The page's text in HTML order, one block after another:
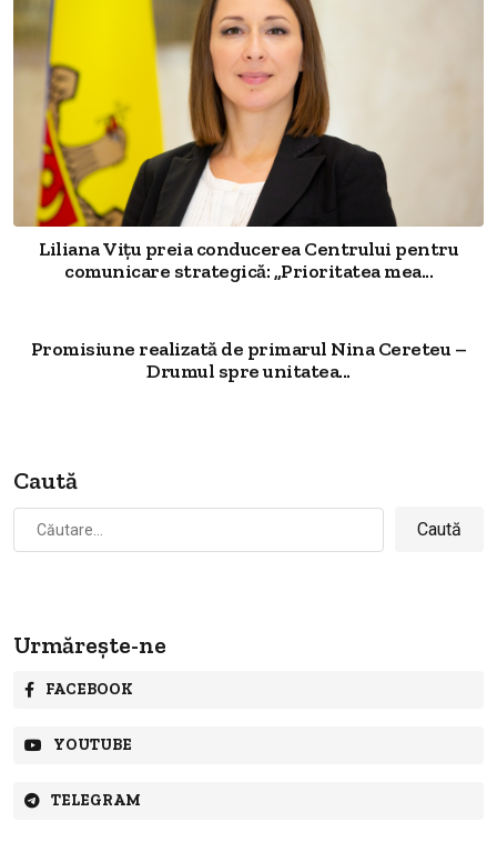
Liliana Vițu preia conducerea Centrului pentru
comunicare strategică: „Prioritatea mea...
Promisiune realizată de primarul Nina Cereteu –
Drumul spre unitatea...
Caută
Caută
după:
Urmărește-ne
FACEBOOK
YOUTUBE
TELEGRAM